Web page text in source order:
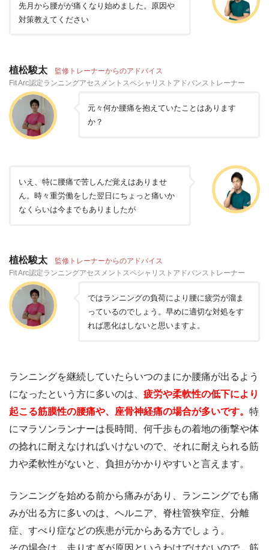
先月から腰がが痛くなり始めました。原因や
対策教えてください
植松駿太 監修トレーナーからのアドバイス
Fit Arc認定ランニングアセスメントスペシャリストアドバンストレーナー
元々何か腰痛を抱えていたことはあります
か？
いえ、特に腰痛で苦しんだ覚えはありませ
ん。時々重労働をした翌日にちょっと痛いか
なくらいは今までもありましたが
植松駿太 監修トレーナーからのアドバイス
Fit Arc認定ランニングアセスメントスペシャリストアドバンストレーナー
ではランニングの負荷により腰に疲労が溜ま
っているのでしょう。早めに適切な対処をす
れば悪化はしないと思いますよ。
ランニングを継続していたらいつのまにか腰痛が出るよう
になったという方に多いのは、 疲労や柔軟性の低下により
起こる筋膜性の腰痛や、座骨神経痛の場合が多いです。 特
にマラソンランナーは長時間、何千歩もの着地の衝撃や体
の捻れに耐えなければいけないので、それに耐えられる筋
力や柔軟性がないと、負担がかかりやすいと言えます。
ランニングを始める前から痛みがあり、ランニングでも痛
みが出る方に多いのは、ヘルニア、脊柱管狭窄症、分離
症、すべり症などの疾患が元からある方でしょう。